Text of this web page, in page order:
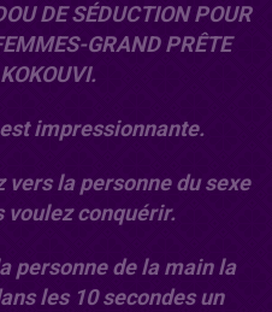
DE SÉDUCTION POUR
GRAND PRÊTE
impressionnante.
la personne du sexe
voulez conquérir.
personne de la main la
les 10 secondes un